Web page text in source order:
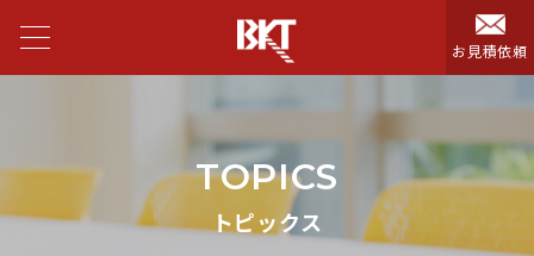
お見積依頼
TOPICS
トピックス